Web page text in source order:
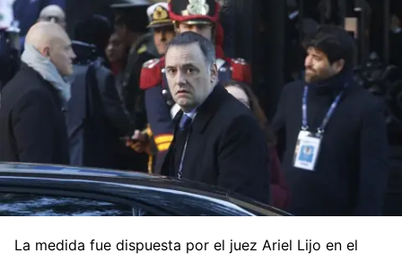
La medida fue dispuesta por el juez Ariel Lijo en el